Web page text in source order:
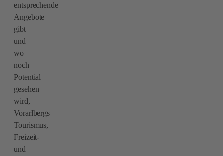
entsprechende
Angebote
gibt
und
wo
noch
Potential
gesehen
wird,
Vorarlbergs
Tourismus,
Freizeit-
und